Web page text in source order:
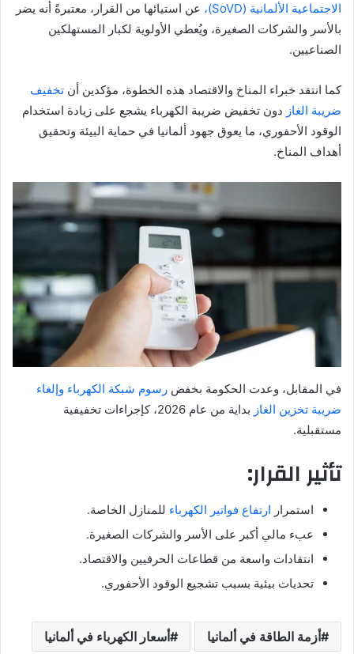
الاجتماعية الألمانية (SoVD)،
عن استيائها من القرار، معتبرةً أنه يضر
بالأسر والشركات الصغيرة، ويُعطي الأولوية لكبار المستهلكين
الصناعيين.
كما انتقد خبراء المناخ والاقتصاد هذه الخطوة، مؤكدين أن تخفيف
ضريبة الغاز دون تخفيض ضريبة الكهرباء يشجع على زيادة استخدام
الوقود الأحفوري، ما يعوق جهود ألمانيا في حماية البيئة وتحقيق
أهداف المناخ.
في المقابل، وعدت الحكومة بخفض رسوم شبكة الكهرباء وإلغاء
ضريبة تخزين الغاز
بداية من عام 2026، كإجراءات تخفيفية
مستقبلية.
تأثير القرار:
استمرار ارتفاع فواتير الكهرباء للمنازل الخاصة.
عبء مالي أكبر على الأسر والشركات الصغيرة.
انتقادات واسعة من قطاعات الحرفيين والاقتصاد.
تحديات بيئية بسبب تشجيع الوقود الأحفوري.
أزمة الطاقة في ألمانيا أسعار الكهرباء في ألمانيا